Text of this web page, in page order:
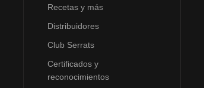
Recetas y más
Distribuidores
Club Serrats
Certificados y
reconocimientos